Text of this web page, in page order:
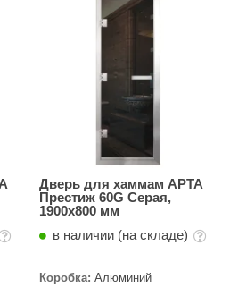
Дверь для хаммам АРТА
Престиж 60G Серая,
1900х800 мм
в наличии (на складе)
Коробка: Алюминий